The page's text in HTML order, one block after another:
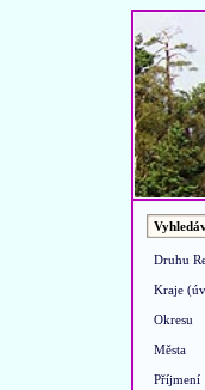
Druhu
Kraje
Okresu
Města
Příjmení